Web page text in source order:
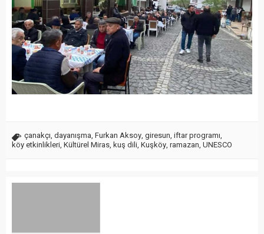
çanakçı, dayanışma, Furkan Aksoy, giresun, iftar programı,
köy etkinlikleri, Kültürel Miras, kuş dili, Kuşköy, ramazan, UNESCO